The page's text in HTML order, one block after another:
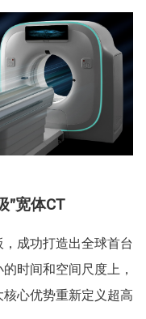
”宽体CT
成功打造出全球首台
时间和空间尺度上，
心优势重新定义超高